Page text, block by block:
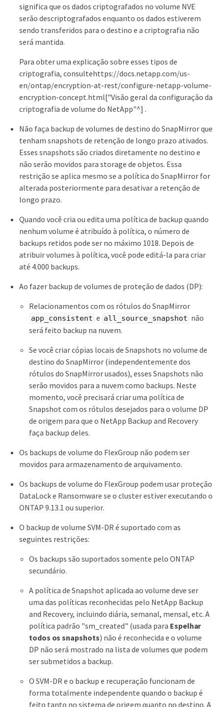
significa que os dados criptografados no volume NVE
serão descriptografados enquanto os dados estiverem
sendo transferidos para o destino e a criptografia não
será mantida.
Para obter uma explicação sobre esses tipos de
criptografia, consultehttps://docs.netapp.com/us-
en/ontap/encryption-at-rest/configure-netapp-volume-
encryption-concept.html["Visão geral da configuração da
criptografia de volume do NetApp"^] .
Não faça backup de volumes de destino do SnapMirror que
tenham snapshots de retenção de longo prazo ativados.
Esses snapshots são criados diretamente no destino e
não serão movidos para storage de objetos. Essa
restrição se aplica mesmo se a política do SnapMirror for
alterada posteriormente para desativar a retenção de
longo prazo.
Quando você cria ou edita uma política de backup quando
nenhum volume é atribuído à política, o número de
backups retidos pode ser no máximo 1018. Depois de
atribuir volumes à política, você pode editá-la para criar
até 4.000 backups.
Ao fazer backup de volumes de proteção de dados (DP):
Relacionamentos com os rótulos do SnapMirror
app_consistent e all_source_snapshot não
será feito backup na nuvem.
Se você criar cópias locais de Snapshots no volume de
destino do SnapMirror (independentemente dos
rótulos do SnapMirror usados), esses Snapshots não
serão movidos para a nuvem como backups. Neste
momento, você precisará criar uma política de
Snapshot com os rótulos desejados para o volume DP
de origem para que o NetApp Backup and Recovery
faça backup deles.
Os backups de volume do FlexGroup não podem ser
movidos para armazenamento de arquivamento.
Os backups de volume do FlexGroup podem usar proteção
DataLock e Ransomware se o cluster estiver executando o
ONTAP 9.13.1 ou superior.
O backup de volume SVM-DR é suportado com as
seguintes restrições:
Os backups são suportados somente pelo ONTAP
secundário.
A política de Snapshot aplicada ao volume deve ser
uma das políticas reconhecidas pelo NetApp Backup
and Recovery, incluindo diária, semanal, mensal, etc. A
política padrão "sm_created" (usada para Espelhar
todos os snapshots) não é reconhecida e o volume
DP não será mostrado na lista de volumes que podem
ser submetidos a backup.
O SVM-DR e o backup e recuperação funcionam de
forma totalmente independente quando o backup é
feito tanto no sistema de origem quanto no destino. A